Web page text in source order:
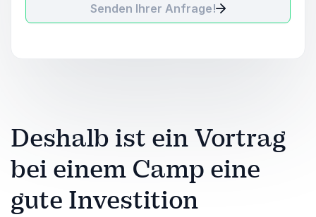
Senden Ihrer Anfrage!
Deshalb ist ein Vortrag
bei einem Camp eine
gute Investition